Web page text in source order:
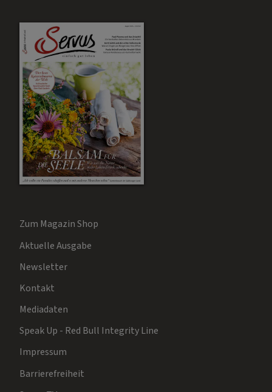
Zum Magazin Shop
Aktuelle Ausgabe
Newsletter
Kontakt
Mediadaten
Speak Up - Red Bull Integrity Line
Impressum
Barrierefreiheit